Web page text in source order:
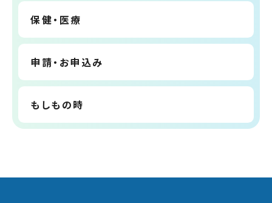
保健・医療
申請・お申込み
もしもの時